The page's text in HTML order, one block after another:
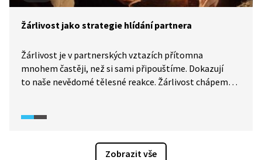
Žárlivost jako strategie hlídání partnera
Žárlivost je v partnerských vztazích přítomna
mnohem častěji, než si sami připouštíme. Dokazují
to naše nevědomé tělesné reakce. Žárlivost chápeme
na ohrožení partnerství. Z jakého důvodu nás ale
Zobrazit vše